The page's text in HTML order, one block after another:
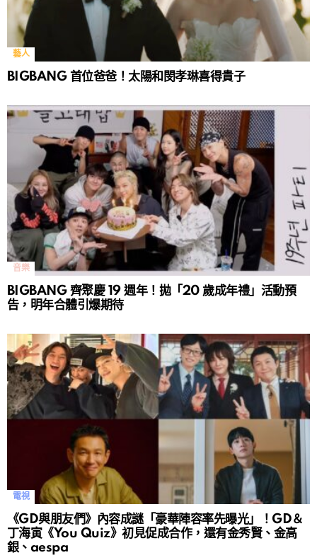
藝人
BIGBANG 首位爸爸！太陽和閔孝琳喜得貴子
音樂
BIGBANG 齊聚慶 19 週年！拋「20 歲成年禮」活動預
告，明年合體引爆期待
電視
《GD與朋友們》內容成謎「豪華陣容率先曝光」！GD＆
丁海寅《You Quiz》初見促成合作，還有金秀賢、金高
銀、aespa